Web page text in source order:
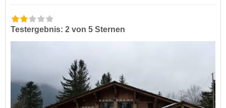
Testergebnis: 2 von 5 Sternen